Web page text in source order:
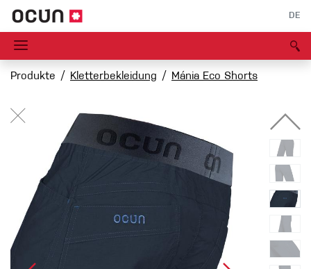
DE
Produkte Kletterbekleidung Mánia Eco Shorts